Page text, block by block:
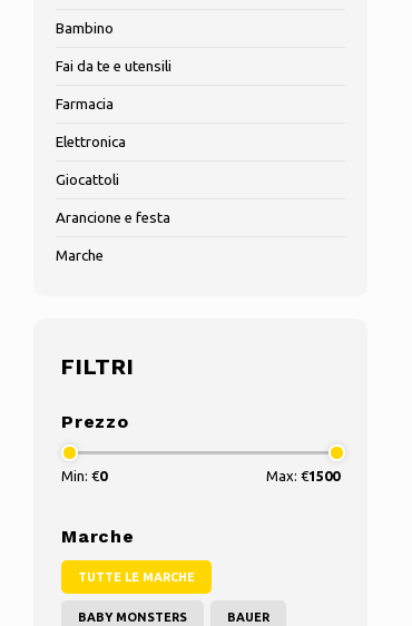
Bambino
Fai da te e utensili
Farmacia
Elettronica
Giocattoli
Arancione e festa
Marche
FILTRI
Prezzo
Min: €0 Max: €1500
Marche
TUTTE LE MARCHE
BABY MONSTERS BAUER